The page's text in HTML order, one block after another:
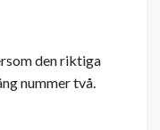
den riktiga
nummer två.